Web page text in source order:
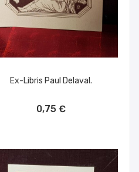
Ex-Libris Paul Delaval.
0,75 €